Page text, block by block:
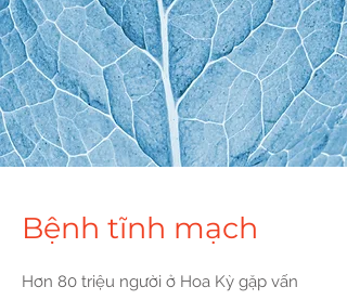
Bệnh tĩnh mạch
Hơn 80 triệu người ở Hoa Kỳ gặp vấn